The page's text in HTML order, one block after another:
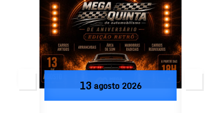
13agosto2026